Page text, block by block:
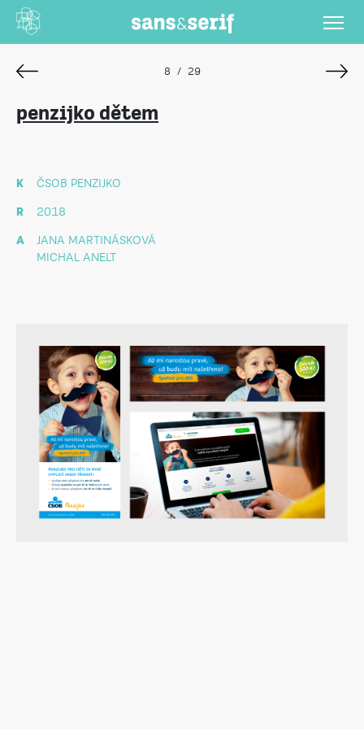
8 / 29
penzijko dětem
K
ČSOB PENZIJKO
R
2018
A
JANA MARTINÁSKOVÁ
MICHAL ANELT